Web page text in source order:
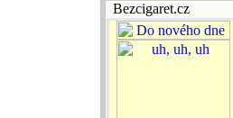
Bezcigaret.cz